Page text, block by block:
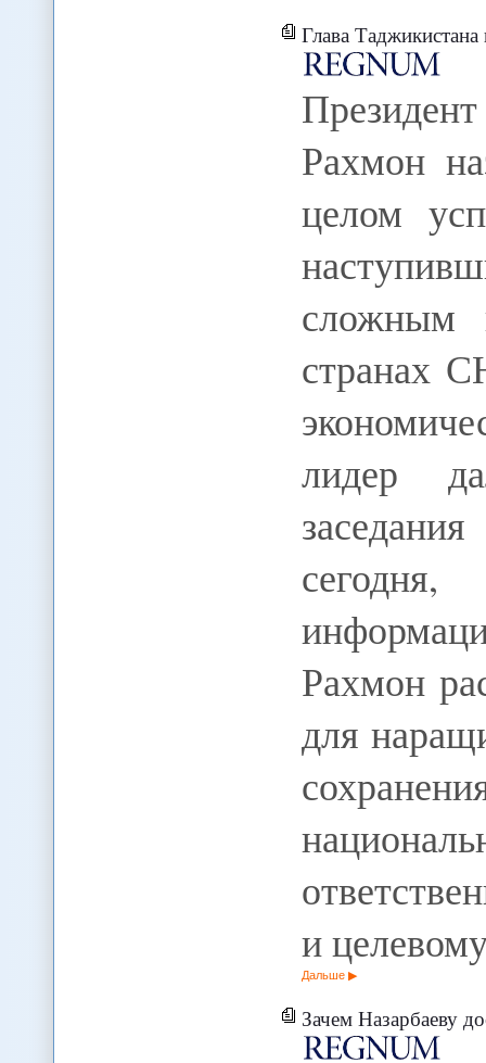
Глава Таджикистана
Рахмон
целом
сложным
странах
лидер
Рахмон
для
и
Дальше
Зачем Назарбаеву